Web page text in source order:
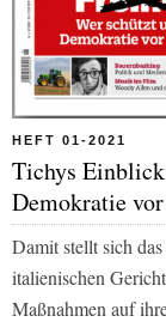
HEFT 01-2021
Tichys
Demokratie
Damit stellt sich
italienischen
Maßnahmen auf